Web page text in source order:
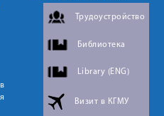
Трудоустройство
Библиотека
Library (ENG)
Визит в КГМУ